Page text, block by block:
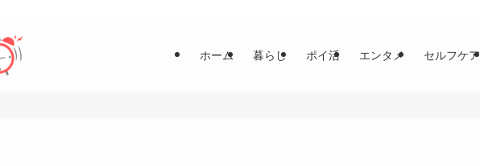
ホーム 暮らし ポイ活 エンタメ セルフケア